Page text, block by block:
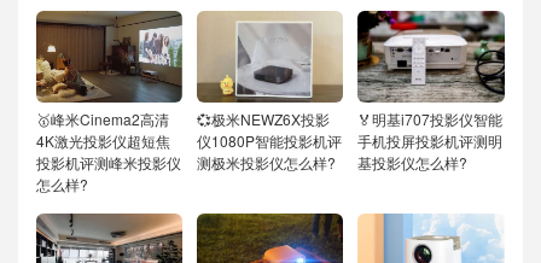
🥇峰米Cinema2高清
4K激光投影仪超短焦
投影机评测峰米投影仪
怎么样?
💞极米NEWZ6X投影
仪1080P智能投影机评
测极米投影仪怎么样?
🏅明基i707投影仪智能
手机投屏投影机评测明
基投影仪怎么样?